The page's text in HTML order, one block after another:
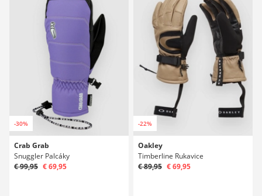
-30%
Crab Grab
Snuggler Palcáky
€ 99,95 € 69,95
-22%
Oakley
Timberline Rukavice
€ 89,95 € 69,95